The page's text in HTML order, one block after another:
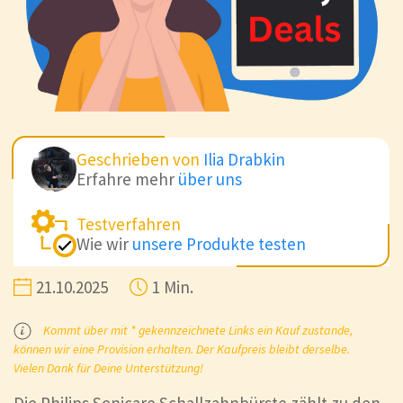
Geschrieben von Ilia Drabkin
Erfahre mehr über uns
Testverfahren
Wie wir unsere Produkte testen
21.10.2025 1 Min.
Kommt über mit * gekennzeichnete Links ein Kauf zustande,
können wir eine Provision erhalten. Der Kaufpreis bleibt derselbe.
Vielen Dank für Deine Unterstützung!